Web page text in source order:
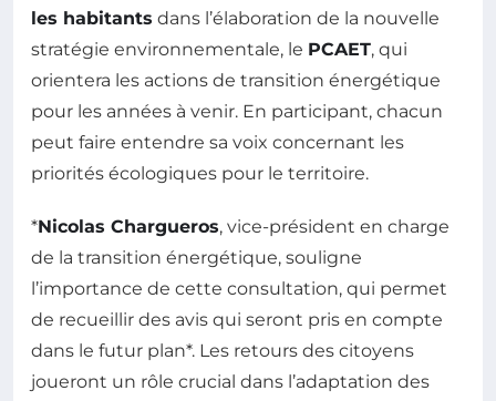
les habitants dans l’élaboration de la nouvelle
stratégie environnementale, le PCAET, qui
orientera les actions de transition énergétique
pour les années à venir. En participant, chacun
peut faire entendre sa voix concernant les
priorités écologiques pour le territoire.
*Nicolas Chargueros, vice-président en charge
de la transition énergétique, souligne
l’importance de cette consultation, qui permet
de recueillir des avis qui seront pris en compte
dans le futur plan*. Les retours des citoyens
joueront un rôle crucial dans l’adaptation des